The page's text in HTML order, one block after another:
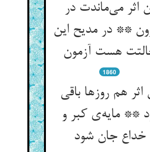
اثر می‌‌ماندت در
** در مدیح این
1860
اثر هم روزها باقی
** مایه‌‌ی کبر و
خداع جان شود